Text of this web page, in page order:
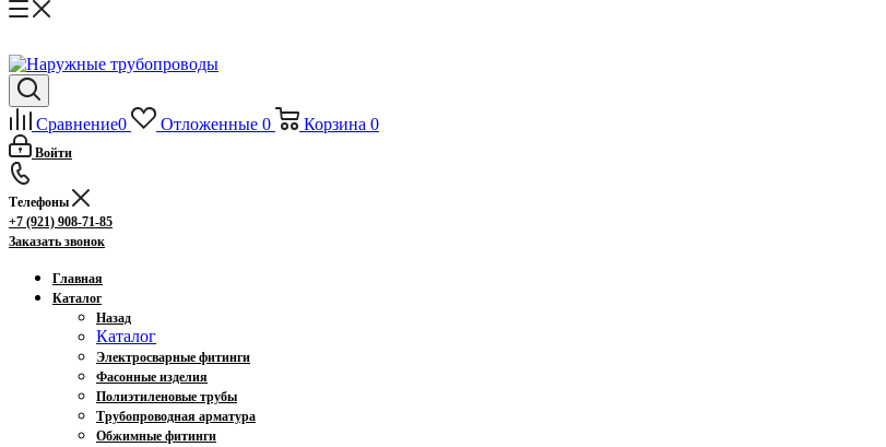
Сравнение0 Отложенные 0 Корзина 0
Войти
Телефоны
+7 (921) 908-71-85
Заказать звонок
Главная
Каталог
Назад
Каталог
Электросварные фитинги
Фасонные изделия
Полиэтиленовые трубы
Трубопроводная арматура
Обжимные фитинги